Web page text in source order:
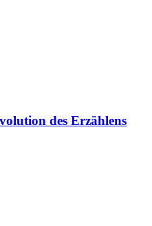
des Erzählens